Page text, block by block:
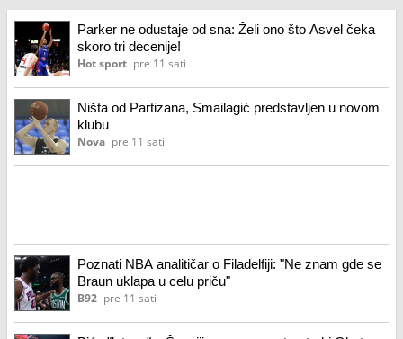
Parker ne odustaje od sna: Želi ono što Asvel čeka
skoro tri decenije!
Hot sport pre 11 sati
Ništa od Partizana, Smailagić predstavljen u novom
klubu
Nova pre 11 sati
Poznati NBA analitičar o Filadelfiji: "Ne znam gde se
Braun uklapa u celu priču"
B92 pre 11 sati